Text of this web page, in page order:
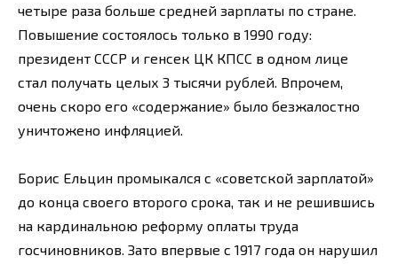
четыре раза больше средней зарплаты по стране.
Повышение состоялось только в 1990 году:
президент СССР и генсек ЦК КПСС в одном лице
стал получать целых 3 тысячи рублей. Впрочем,
очень скоро его «содержание» было безжалостно
уничтожено инфляцией.
Борис Ельцин промыкался с «советской зарплатой»
до конца своего второго срока, так и не решившись
на кардинальною реформу оплаты труда
госчиновников. Зато впервые с 1917 года он нарушил